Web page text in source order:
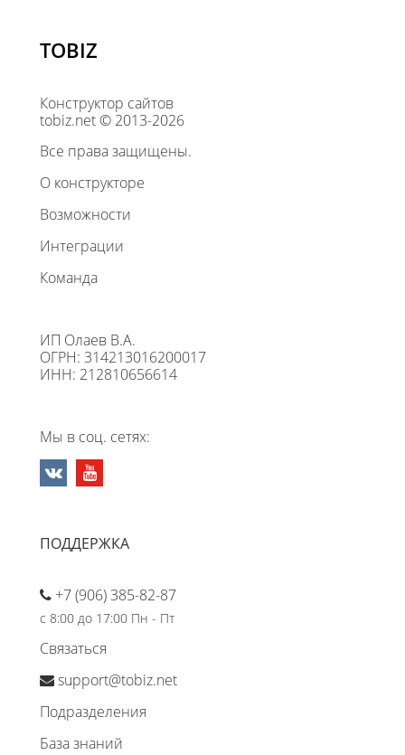
TOBIZ
Конструктор сайтов
tobiz.net © 2013-2026
Все права защищены.
О конструкторе
Возможности
Интеграции
Команда
ИП Олаев В.А.
ОГРН: 314213016200017
ИНН: 212810656614
Мы в соц. сетях:
ПОДДЕРЖКА
+7 (906) 385-82-87
с 8:00 до 17:00 Пн - Пт
Связаться
support@tobiz.net
Подразделения
База знаний